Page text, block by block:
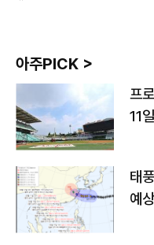
아주PICK >
프
11
태
예